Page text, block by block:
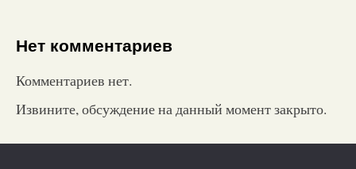
Нет комментариев
Комментариев нет.
Извините, обсуждение на данный момент закрыто.